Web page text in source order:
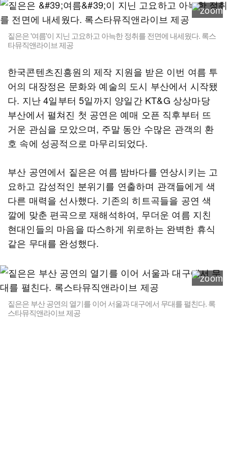
짙은은 '여름'이 지닌 고요하고 아늑한 정취를 전면에 내세웠다. 록스
타뮤직앤라이브 제공
한국콘텐츠진흥원의 제작 지원을 받은 이번 여름 투
어의 대장정은 문화와 예술의 도시 부산에서 시작됐
다. 지난 4일부터 5일까지 양일간 KT&G 상상마당
부산에서 펼쳐진 첫 공연은 예매 오픈 직후부터 뜨
거운 관심을 모았으며, 주말 동안 수많은 관객의 환
호 속에 성공적으로 마무리되었다.
부산 공연에서 짙은은 여름 밤바다를 연상시키는 고
요하고 감성적인 분위기를 연출하며 관객들에게 색
다른 매력을 선사했다. 기존의 히트곡들을 공연 색
깔에 맞춘 편곡으로 재해석하여, 무더운 여름 지친
현대인들의 마음을 따스하게 위로하는 완벽한 휴식
같은 무대를 완성했다.
짙은은 부산 공연의 열기를 이어 서울과 대구에서 무대를 펼친다. 록
스타뮤직앤라이브 제공